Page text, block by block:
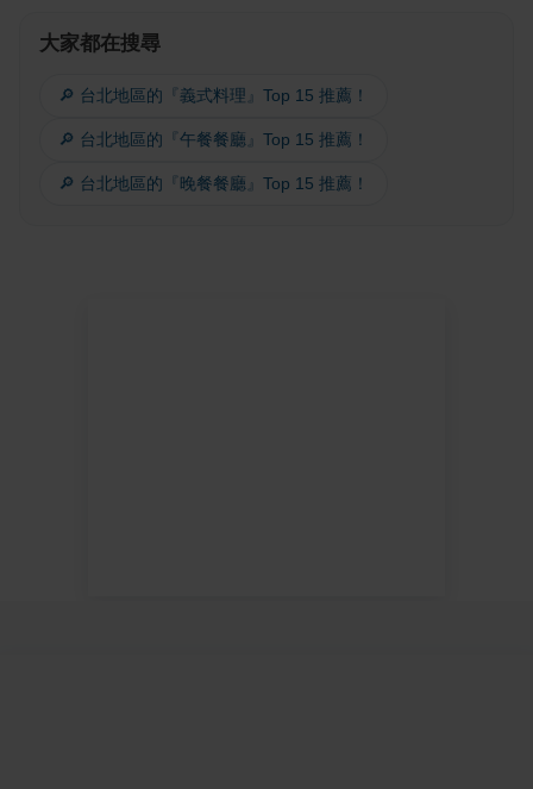
大家都在搜尋
🔎 台北地區的『義式料理』Top 15 推薦！
🔎 台北地區的『午餐餐廳』Top 15 推薦！
🔎 台北地區的『晚餐餐廳』Top 15 推薦！